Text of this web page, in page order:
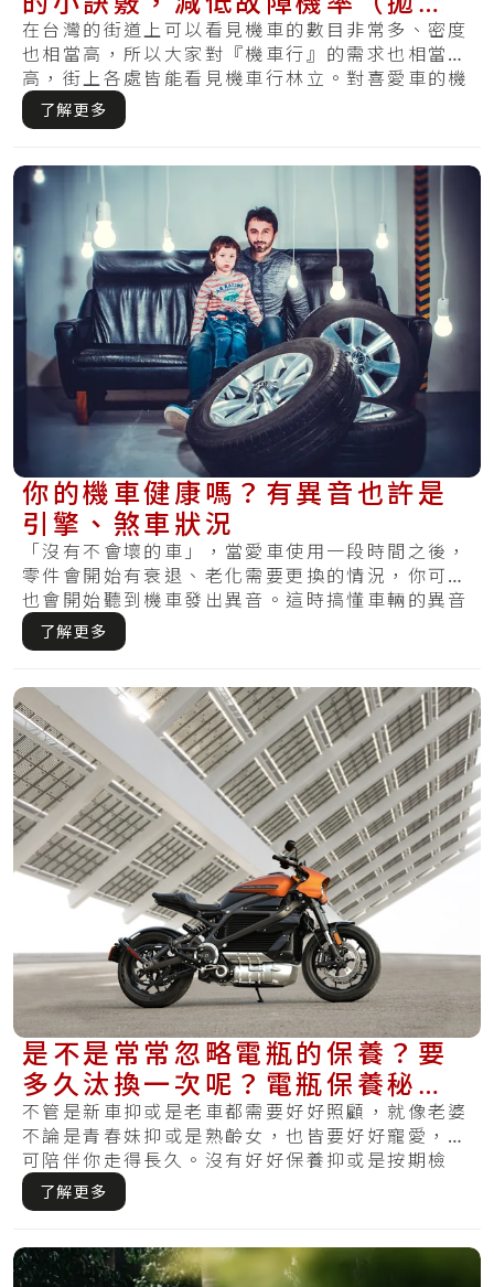
錨、爆胎、熄火、漏油）
在台灣的街道上可以看見機車的數目非常多、密度
也相當高，所以大家對『機車行』的需求也相當
高，街上各處皆能看見機車行林立。對喜愛車的機
車族而.....
了解更多
你的機車健康嗎？有異音也許是
引擎、煞車狀況
「沒有不會壞的車」，當愛車使用一段時間之後，
零件會開始有衰退、老化需要更換的情況，你可能
也會開始聽到機車發出異音。這時搞懂車輛的異音
就非.....
了解更多
是不是常常忽略電瓶的保養？要
多久汰換一次呢？電瓶保養秘訣
教你如何將電池照護好！
不管是新車抑或是老車都需要好好照顧，就像老婆
不論是青春妹抑或是熟齡女，也皆要好好寵愛，才
可陪伴你走得長久。沒有好好保養抑或是按期檢
查，哪.....
了解更多